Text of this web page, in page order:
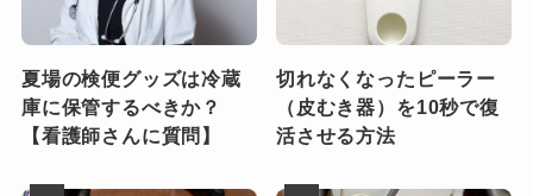
夏場の検便グッズは冷蔵
庫に保管するべきか？
【看護師さんに質問】
切れなくなったピーラー
（皮むき器）を10秒で復
活させる方法